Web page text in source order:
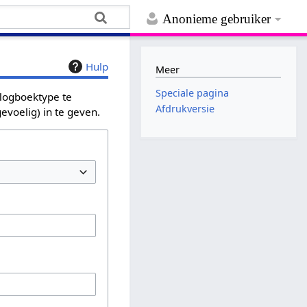
Anonieme gebruiker
Hulp
te
in te geven.
Meer
Speciale pagina
Afdrukversie